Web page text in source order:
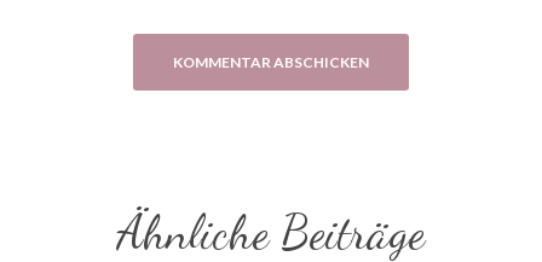
Ähnliche Beiträge